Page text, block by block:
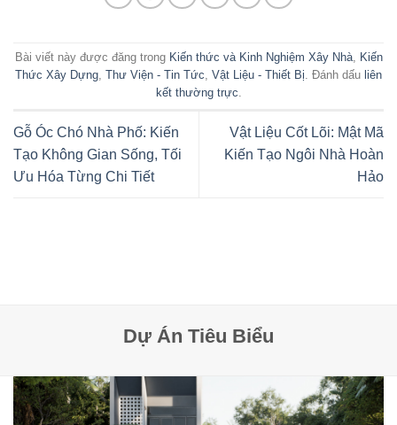
Bài viết này được đăng trong Kiến thức và Kinh Nghiệm Xây Nhà,
Kiến
Thức Xây Dựng Thư Viện - Tin Tức Vật Liệu - Thiết Bị . Đánh dấu liên
kết thường trực
Gỗ Óc Chó Nhà Phố: Kiến
Tạo Không Gian Sống, Tối
Ưu Hóa Từng Chi Tiết
Vật Liệu Cốt Lõi: Mật Mã
Kiến Tạo Ngôi Nhà Hoàn
Hảo
Dự Án Tiêu Biểu